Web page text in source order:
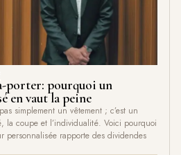
porter: pourquoi un
en vaut la peine
simplement un vêtement ; c’est un
la coupe et l’individualité. Voici pourquoi
personnalisée rapporte des dividendes